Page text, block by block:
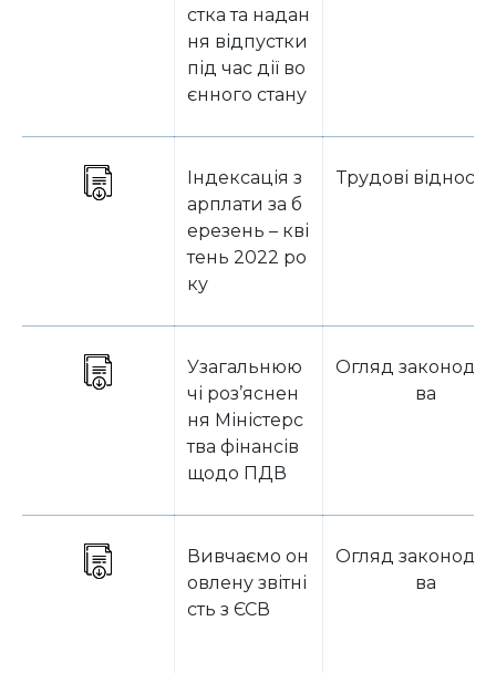
стка та надан
ня відпустки
під час дії во
єнного стану
Індексація з
арплати за б
ерезень – кві
тень 2022 ро
ку
Трудові
Узагальнюю
чі роз’яснен
ня Міністерс
тва фінансів
щодо ПДВ
Огляд
ва
Вивчаємо он
овлену звітні
сть з ЄСВ
Огляд
ва